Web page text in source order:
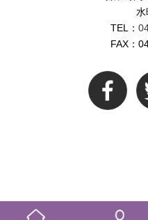
水
TEL：
FAX：